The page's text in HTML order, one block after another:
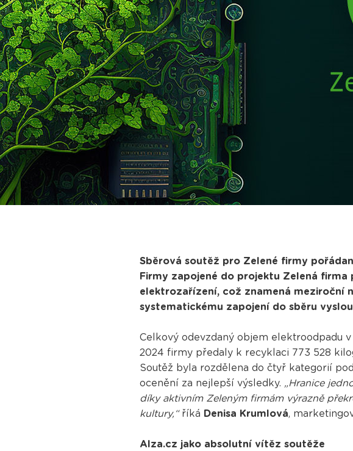
Sběrová soutěž pro Zelené firmy
Firmy zapojené do projektu Zelená
elektrozařízení, což znamená meziroční
systematickému zapojení do sběru
Celkový odevzdaný objem elektroodpadu
2024 firmy předaly k recyklaci 773 528
Soutěž byla rozdělena do čtyř kategorií
ocenění za nejlepší výsledky. „Hranice
díky aktivním Zeleným firmám výrazně
kultury,“říká Denisa Krumlová,
Alza.cz jako absolutní vítěz soutěže